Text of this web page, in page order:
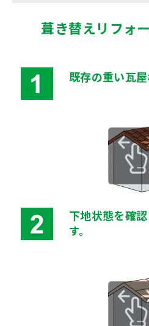
葺き替えリフォ
既存の重い瓦屋
下地状態を確
す。